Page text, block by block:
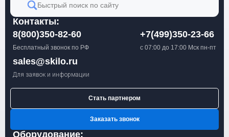
Быстрый поиск по сайту
Контакты:
8(800)350-82-60
Бесплатный звонок по РФ
+7(499)350-23-66
с 07:00 до 17:00 Мск пн-пт
sales@skilo.ru
Для заявок и информации
Стать партнером
Заказать звонок
Оборудование: